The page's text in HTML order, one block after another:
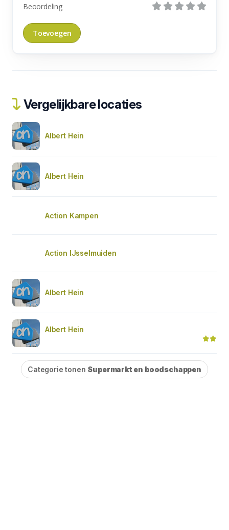
Beoordeling
Vergelijkbare locaties
Albert Hein
Albert Hein
Action Kampen
Action IJsselmuiden
Albert Hein
Albert Hein
Categorie tonen Supermarkt en boodschappen